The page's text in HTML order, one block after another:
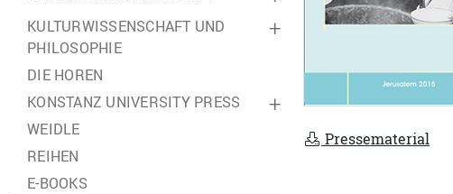
+
KULTURWISSENSCHAFT UND
PHILOSOPHIE
DIE HOREN
+
KONSTANZ UNIVERSITY PRESS
WEIDLE
REIHEN
E-BOOKS
Pressematerial